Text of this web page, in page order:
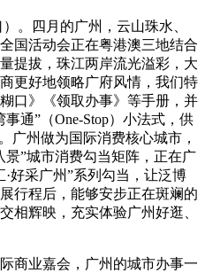
四月的广州，云山珠水、
国活动会正在粤港澳三地结合
提拔，珠江两岸流光溢彩，大
更好地领略广府风情，我们特
口》《领取办事》等手册，并
通”（One-Stop）小法式，供
广州做为国际消费核心城市，
”城市消费勾当矩阵，正在广
好采广州”系列勾当，让泛博
行程后，能够安步正在斑斓的
相辉映，充实体验广州好逛、
业嘉会，广州的城市办事一